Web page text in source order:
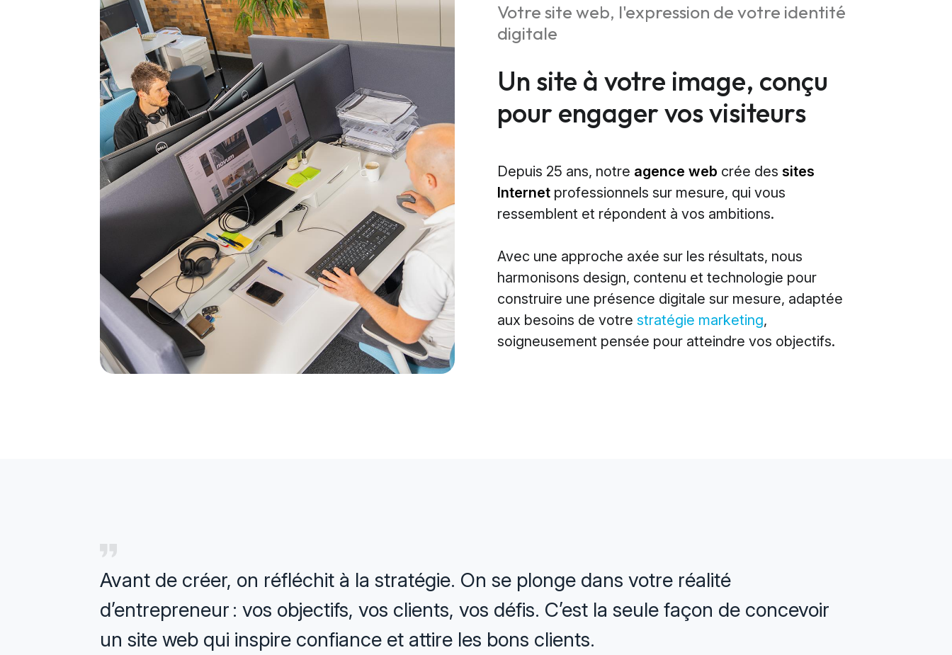
Votre site web, l'expression de votre identité
digitale
Un site à votre image, conçu
pour engager vos visiteurs
Depuis 25 ans, notre agence web crée des sites
Internet professionnels sur mesure, qui vous
ressemblent et répondent à vos ambitions.
Avec une approche axée sur les résultats, nous
harmonisons design, contenu et technologie pour
construire une présence digitale sur mesure, adaptée
aux besoins de votre stratégie marketing,
soigneusement pensée pour atteindre vos objectifs.
Avant de créer, on réfléchit à la stratégie. On se plonge dans votre réalité
d’entrepreneur : vos objectifs, vos clients, vos défis. C’est la seule façon de concevoir
un site web qui inspire confiance et attire les bons clients.